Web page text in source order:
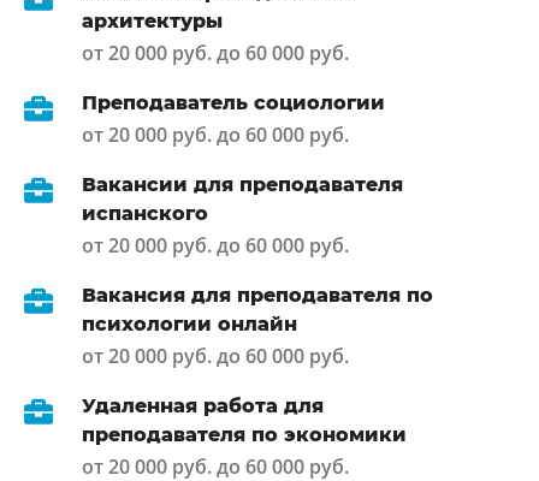
архитектуры
от 20 000 руб. до 60 000 руб.
Преподаватель социологии
от 20 000 руб. до 60 000 руб.
Вакансии для преподавателя
испанского
от 20 000 руб. до 60 000 руб.
Вакансия для преподавателя по
психологии онлайн
от 20 000 руб. до 60 000 руб.
Удаленная работа для
преподавателя по экономики
от 20 000 руб. до 60 000 руб.